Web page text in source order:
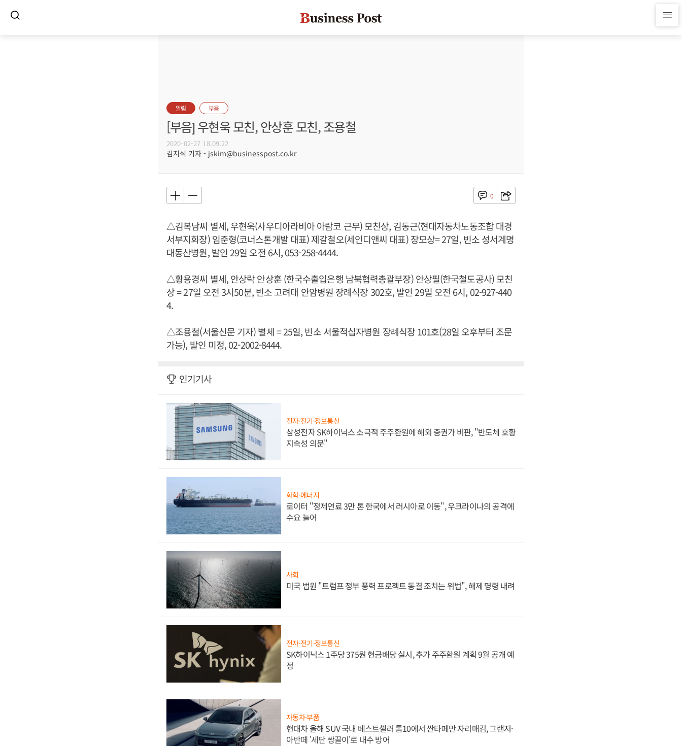
알림 부음
[부음] 우현욱 모친, 안상훈 모친, 조용철
2020-02-27 18:09:22
김지석 기자 - jskim@businesspost.co.kr
0
△김복남씨 별세, 우현욱(사우디아라비아 아람코 근무) 모친상, 김동근(현대자동차노동조합 대경
서부지회장) 임준형(코너스톤개발 대표) 제갈철오(세인디앤씨 대표) 장모상= 27일, 빈소 성서계명
대동산병원, 발인 29일 오전 6시, 053-258-4444.
△황용경씨 별세, 안상락 안상훈 (한국수출입은행 남북협력총괄부장) 안상필(한국철도공사) 모친
상 = 27일 오전 3시50분, 빈소 고려대 안암병원 장례식장 302호, 발인 29일 오전 6시, 02-927-440
4.
△조용철(서울신문 기자) 별세 = 25일, 빈소 서울적십자병원 장례식장 101호(28일 오후부터 조문
가능), 발인 미정, 02-2002-8444.
인기기사
전자·전기·정보통신
삼성전자 SK하이닉스 소극적 주주환원에 해외 증권가 비판, "반도체 호황
지속성 의문"
화학·에너지
로이터 "정제연료 3만 톤 한국에서 러시아로 이동", 우크라이나의 공격에
수요 늘어
사회
미국 법원 "트럼프 정부 풍력 프로젝트 동결 조치는 위법", 해제 명령 내려
전자·전기·정보통신
SK하이닉스 1주당 375원 현금배당 실시, 추가 주주환원 계획 9월 공개 예
정
자동차·부품
현대차 올해 SUV 국내 베스트셀러 톱10에서 싼타페만 자리매김, 그랜저·
아반떼 '세단 쌍끌이'로 내수 방어